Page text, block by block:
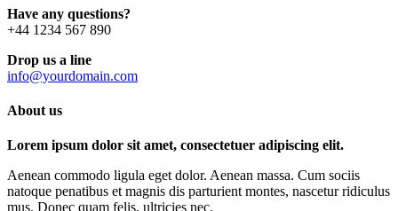
Have any questions?
+44 1234 567 890
Drop us a line
info@yourdomain.com
About us
Lorem ipsum dolor sit amet, consectetuer adipiscing elit.
Aenean commodo ligula eget dolor. Aenean massa. Cum sociis
natoque penatibus et magnis dis parturient montes, nascetur ridiculus
mus. Donec quam felis, ultricies nec.